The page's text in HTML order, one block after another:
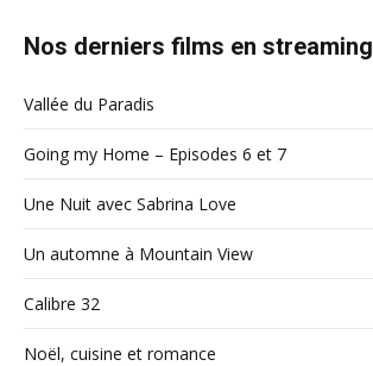
Nos derniers films en streaming
Vallée du Paradis
Going my Home – Episodes 6 et 7
Une Nuit avec Sabrina Love
Un automne à Mountain View
Calibre 32
Noël, cuisine et romance